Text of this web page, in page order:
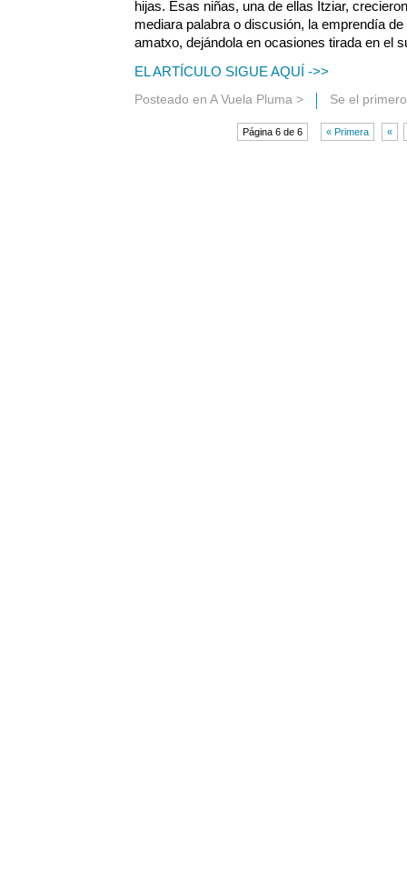
hijas. Esas niñas, una de ellas Itziar,
mediara palabra o discusión, la emprendía
amatxo, dejándola en ocasiones tirada en el
EL ARTÍCULO SIGUE AQUÍ ->>
Posteado en A Vuela Pluma > Se el
Página 6 de 6 « Primera «